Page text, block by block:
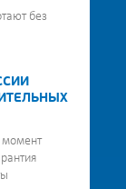
без
момент